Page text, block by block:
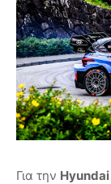
Για την Hyundai